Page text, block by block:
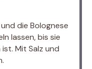
die Bolognese
lassen, bis sie
Mit Salz und